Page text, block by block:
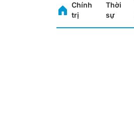
Bình Phước
Chính
trị
Thời
sự